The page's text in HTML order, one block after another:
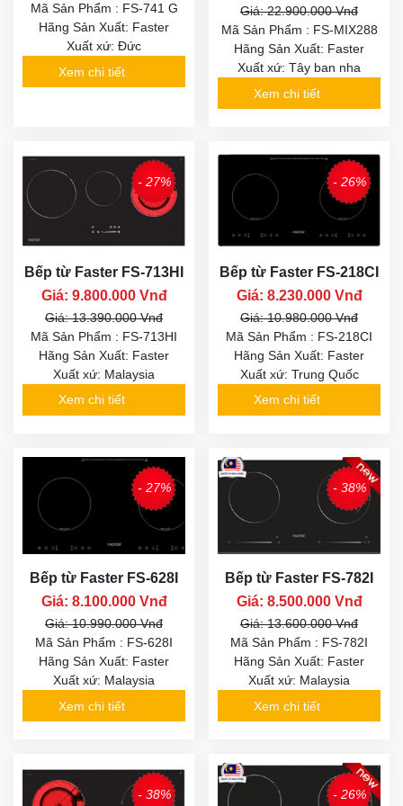
Mã Sản Phẩm : FS-741 G
Hãng Sản Xuất: Faster
Xuất xứ: Đức
Xem chi tiết
Giá: 22.900.000 Vnđ
Mã Sản Phẩm : FS-MIX288
Hãng Sản Xuất: Faster
Xuất xứ: Tây ban nha
Xem chi tiết
- 27%
Bếp từ Faster FS-713HI
Giá: 9.800.000 Vnđ
Giá: 13.390.000 Vnđ
Mã Sản Phẩm : FS-713HI
Hãng Sản Xuất: Faster
Xuất xứ: Malaysia
Xem chi tiết
- 26%
Bếp từ Faster FS-218CI
Giá: 8.230.000 Vnđ
Giá: 10.980.000 Vnđ
Mã Sản Phẩm : FS-218CI
Hãng Sản Xuất: Faster
Xuất xứ: Trung Quốc
Xem chi tiết
- 27%
Bếp từ Faster FS-628I
Giá: 8.100.000 Vnđ
Giá: 10.990.000 Vnđ
Mã Sản Phẩm : FS-628I
Hãng Sản Xuất: Faster
Xuất xứ: Malaysia
Xem chi tiết
- 38%
Bếp từ Faster FS-782I
Giá: 8.500.000 Vnđ
Giá: 13.600.000 Vnđ
Mã Sản Phẩm : FS-782I
Hãng Sản Xuất: Faster
Xuất xứ: Malaysia
Xem chi tiết
- 38% - 26%